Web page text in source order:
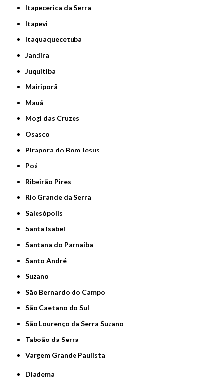
Itapecerica da Serra
Itapevi
Itaquaquecetuba
Jandira
Juquitiba
Mairiporã
Mauá
Mogi das Cruzes
Osasco
Pirapora do Bom Jesus
Poá
Ribeirão Pires
Rio Grande da Serra
Salesópolis
Santa Isabel
Santana do Parnaíba
Santo André
Suzano
São Bernardo do Campo
São Caetano do Sul
São Lourenço da Serra Suzano
Taboão da Serra
Vargem Grande Paulista
Diadema